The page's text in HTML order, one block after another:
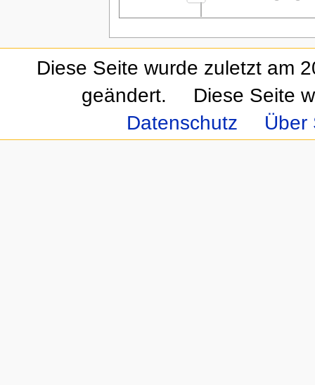
Diese Seite wurde zuletzt am
geändert.
Diese Seite
Datenschutz
Über